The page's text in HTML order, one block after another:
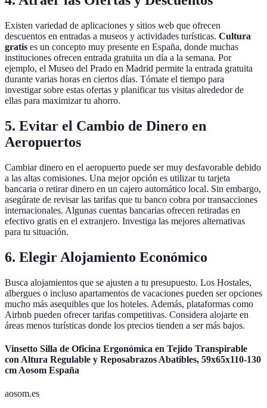
Existen variedad de aplicaciones y sitios web que ofrecen
descuentos en entradas a museos y actividades turísticas. Cultura
gratis es un concepto muy presente en España, donde muchas
instituciones ofrecen entrada gratuita un día a la semana. Por
ejemplo, el Museo del Prado en Madrid permite la entrada gratuita
durante varias horas en ciertos días. Tómate el tiempo para
investigar sobre estas ofertas y planificar tus visitas alrededor de
ellas para maximizar tu ahorro.
5. Evitar el Cambio de Dinero en
Aeropuertos
Cambiar dinero en el aeropuerto puede ser muy desfavorable debido
a las altas comisiones. Una mejor opción es utilizar tu tarjeta
bancaria o retirar dinero en un cajero automático local. Sin embargo,
asegúrate de revisar las tarifas que tu banco cobra por transacciones
internacionales. Algunas cuentas bancarias ofrecen retiradas en
efectivo gratis en el extranjero. Investiga las mejores alternativas
para tu situación.
6. Elegir Alojamiento Económico
Busca alojamientos que se ajusten a tu presupuesto. Los Hostales,
albergues o incluso apartamentos de vacaciones pueden ser opciones
mucho más asequibles que los hoteles. Además, plataformas como
Airbnb pueden ofrecer tarifas competitivas. Considera alojarte en
áreas menos turísticas donde los precios tienden a ser más bajos.
Vinsetto Silla de Oficina Ergonómica en Tejido Transpirable
con Altura Regulable y Reposabrazos Abatibles, 59x65x110-130
cm Aosom España
aosom.es